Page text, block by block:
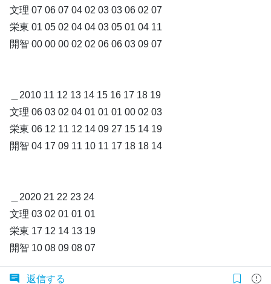
文理 07 06 07 04 02 03 03 06 02 07
栄東 01 05 02 04 04 03 05 01 04 11
開智 00 00 00 02 02 06 06 03 09 07
＿2010 11 12 13 14 15 16 17 18 19
文理 06 03 02 04 01 01 01 00 02 03
栄東 06 12 11 12 14 09 27 15 14 19
開智 04 17 09 11 10 11 17 18 18 14
＿2020 21 22 23 24
文理 03 02 01 01 01
栄東 17 12 14 13 19
開智 10 08 09 08 07
返信する